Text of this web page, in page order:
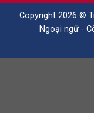
Copyright 2026 ©
Ngoại ngữ -